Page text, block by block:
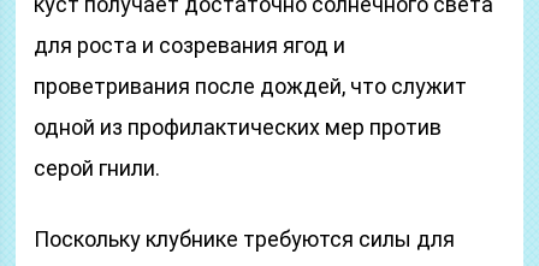
для роста и созревания ягод и
проветривания после дождей, что служит
одной из профилактических мер против
серой гнили.
Поскольку клубнике требуются силы для